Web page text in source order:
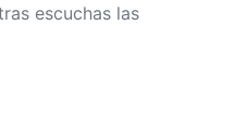
escuchas las